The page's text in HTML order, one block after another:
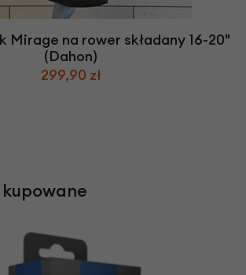
Mirage na rower składany 16-20"
(Dahon)
299,90 zł